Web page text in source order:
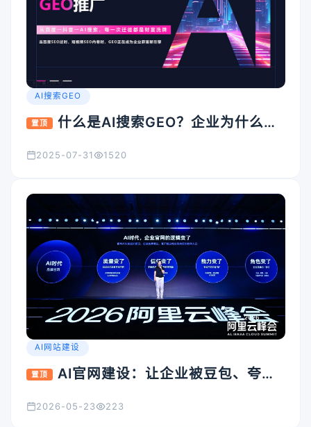
AI搜索GEO
置顶
什么是AI搜索GEO？企业为什么要
2025-07-31 1520
AI网站建设
置顶
AI官网建设：让企业被豆包、夸
2026-05-23 223